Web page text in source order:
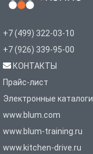
+7 (499) 322-03-10
+7 (926) 339-95-00
КОНТАКТЫ
Прайс-лист
Электронные каталоги
www.blum.com
www.blum-training.ru
www.kitchen-drive.ru